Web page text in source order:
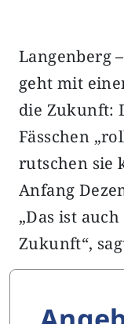
Langenberg
geht mit
die Zukunft:
Fässchen
rutschen sie
Anfang
„Das ist
Zukunft“,